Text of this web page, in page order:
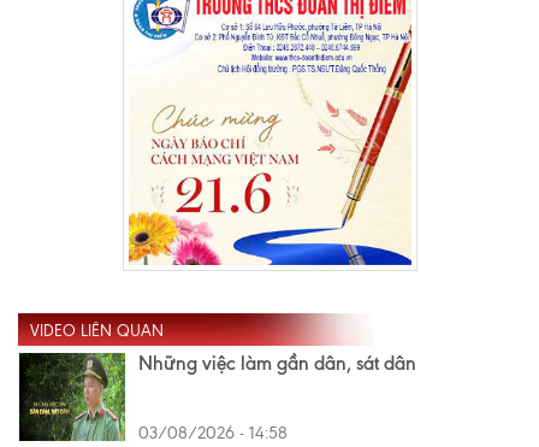
VIDEO LIÊN QUAN
Những việc làm gần dân, sát dân
03/08/2026 - 14:58